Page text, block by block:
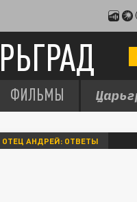
ФИЛЬМЫ
ОТЕЦ АНДРЕЙ: ОТВЕТЫ